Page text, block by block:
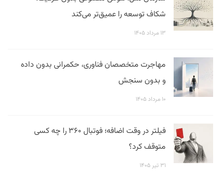
شکاف توسعه را عمیق‌تر می‌کند
۱۳ مرداد ۱۴۰۵
مهاجرت متخصصان فناوری، حکمرانی بدون داده
و بدون سنجش
۱۰ مرداد ۱۴۰۵
فیلتر در وقت اضافه؛ فوتبال ۳۶۰ را چه کسی
متوقف کرد؟
۳۱ تیر ۱۴۰۵